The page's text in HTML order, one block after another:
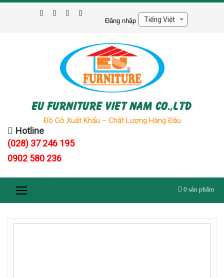
Skip
Đăng nhập
EU FURNITURE VIET NAM CO.,LTD
Đồ Gỗ Xuất Khẩu – Chất Lượng Hàng Đầu
Hotline
(028) 37 246 195
0902 580 236
0 sản phẩm